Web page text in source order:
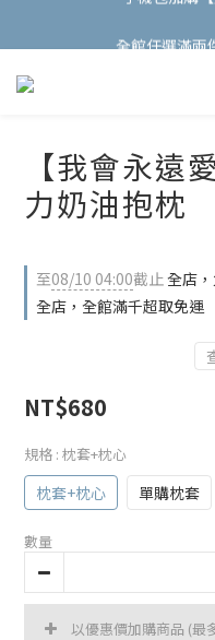
【我會永遠
力奶油抱枕
至08/10 04:00截止全店
全店，全館滿千超取免運
NT$680
規格 : 枕套+枕心
枕套+枕心 單購枕套
數量
以優惠價加購商品 (最